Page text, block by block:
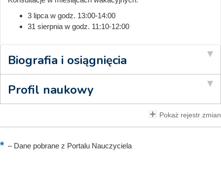
3 lipca w godz. 13:00-14:00
31 sierpnia w godz. 11:10-12:00
Biografia i osiągnięcia
Profil naukowy
Pokaż rejestr zmian
–Dane pobrane z Portalu Nauczyciela